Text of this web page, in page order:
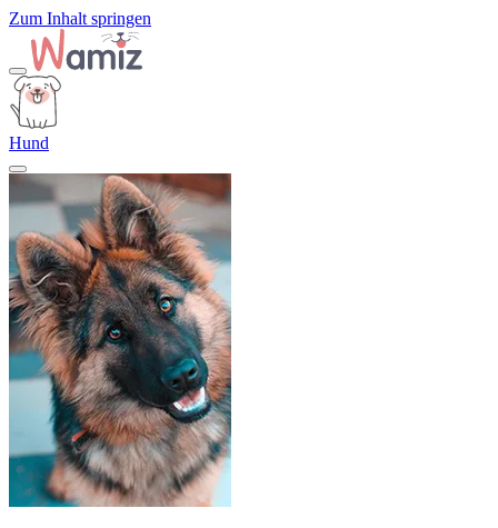
Zum Inhalt springen
Hund